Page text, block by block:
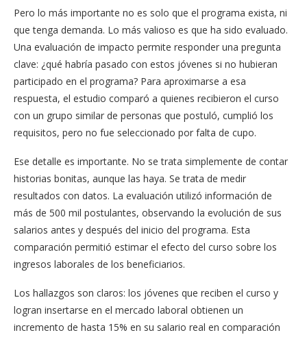
Pero lo más importante no es solo que el programa exista, ni
que tenga demanda. Lo más valioso es que ha sido evaluado.
Una evaluación de impacto permite responder una pregunta
clave: ¿qué habría pasado con estos jóvenes si no hubieran
participado en el programa? Para aproximarse a esa
respuesta, el estudio comparó a quienes recibieron el curso
con un grupo similar de personas que postuló, cumplió los
requisitos, pero no fue seleccionado por falta de cupo.
Ese detalle es importante. No se trata simplemente de contar
historias bonitas, aunque las haya. Se trata de medir
resultados con datos. La evaluación utilizó información de
más de 500 mil postulantes, observando la evolución de sus
salarios antes y después del inicio del programa. Esta
comparación permitió estimar el efecto del curso sobre los
ingresos laborales de los beneficiarios.
Los hallazgos son claros: los jóvenes que reciben el curso y
logran insertarse en el mercado laboral obtienen un
incremento de hasta 15% en su salario real en comparación